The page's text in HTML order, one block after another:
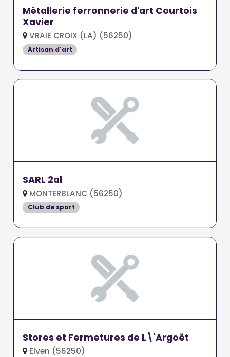
Métallerie ferronnerie d'art Courtois
Xavier
VRAIE CROIX (LA) (56250)
Artisan d'art
SARL 2al
MONTERBLANC (56250)
Club de sport
Stores et Fermetures de L\'Argoët
Elven (56250)